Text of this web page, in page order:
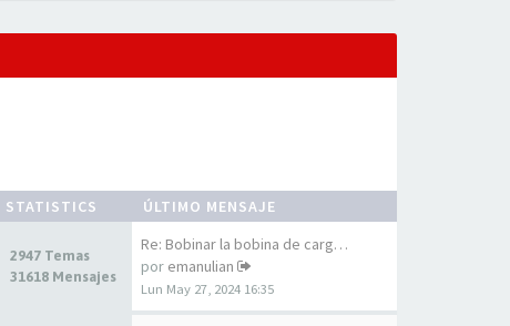
STATISTICS ÚLTIMO MENSAJE
2947 Temas
31618 Mensajes
Re: Bobinar la bobina de carg…
por emanulian
Lun May 27, 2024 16:35